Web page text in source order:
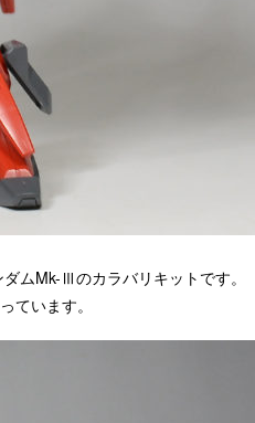
ムMk-Ⅲのカラバリキットです。
ています。